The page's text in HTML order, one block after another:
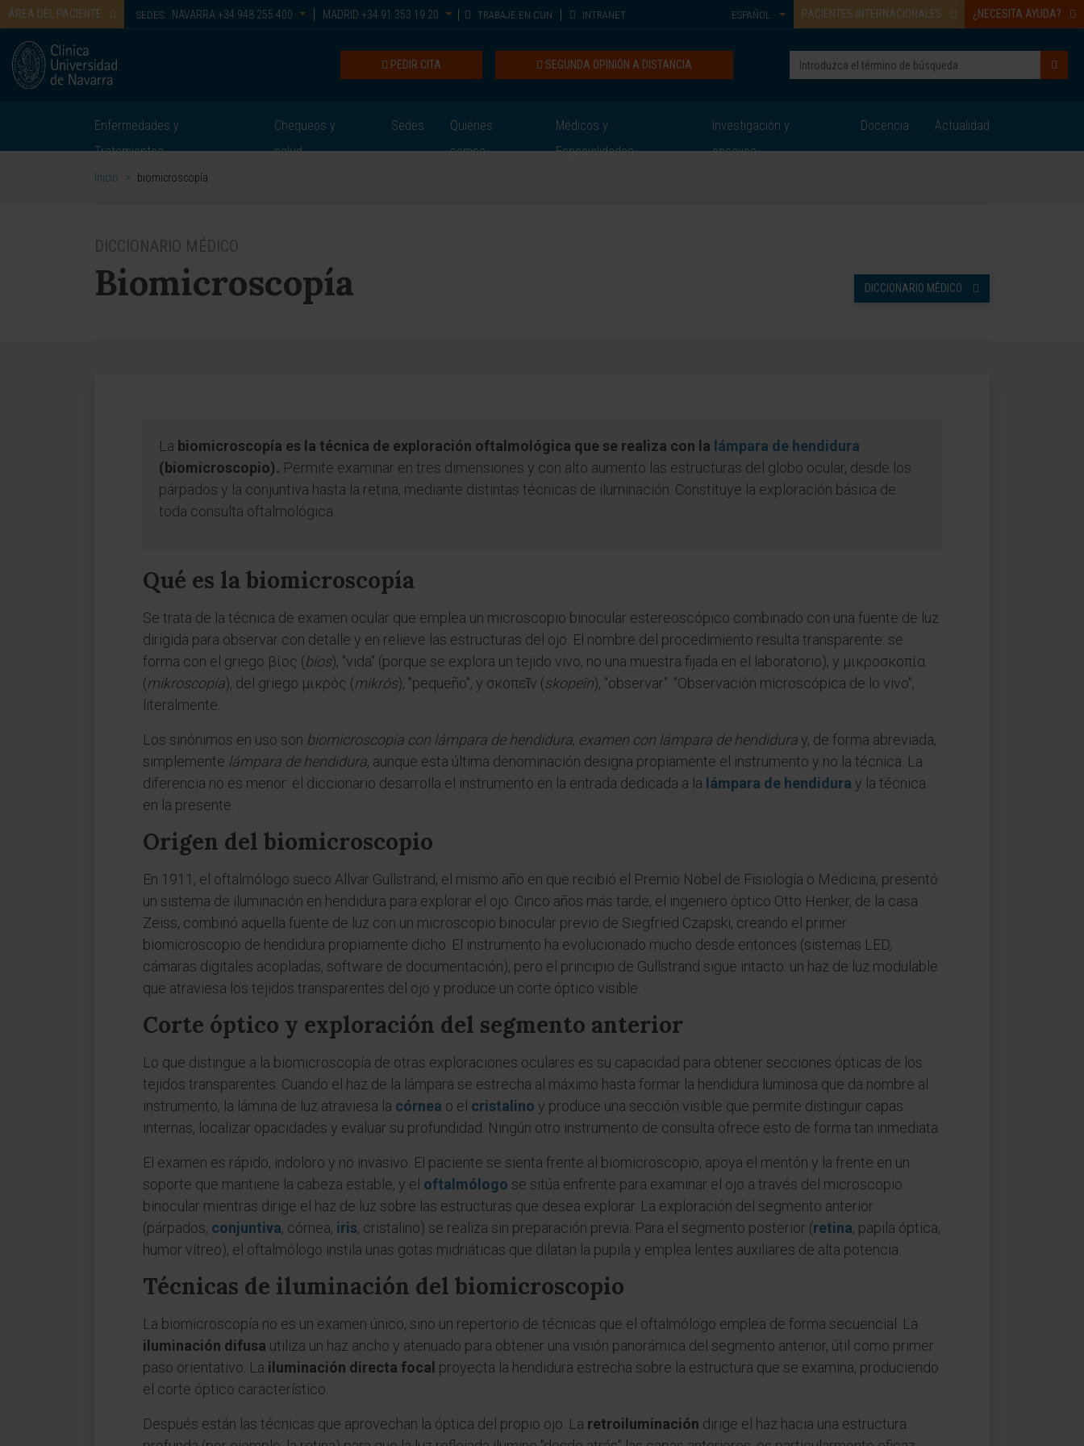
ÁREA DEL PACIENTE SEDES: NAVARRA +34 948 255 400 MADRID +34 91 353 19 20 TRABAJE EN CUN INTRANET PACIENTES INTERNACIONALES ¿NECESITA AYUDA?
ESPAÑOL
SEGUNDA OPINIÓN A DISTANCIA
PEDIR CITA
Enfermedades y
Tratamientos
Chequeos y
salud
Sedes
Quiénes
somos
Médicos y
Especialidades
Investigación y
ensayos
Docencia Actualidad
Inicio > biomicroscopía
DICCIONARIO MÉDICO
Biomicroscopía DICCIONARIO MÉDICO
La biomicroscopía es la técnica de exploración oftalmológica que se realiza con la lámpara de hendidura
(biomicroscopio). Permite examinar en tres dimensiones y con alto aumento las estructuras del globo ocular, desde los
párpados y la conjuntiva hasta la retina, mediante distintas técnicas de iluminación. Constituye la exploración básica de
toda consulta oftalmológica.
Qué es la biomicroscopía
Se trata de la técnica de examen ocular que emplea un microscopio binocular estereoscópico combinado con una fuente de luz
dirigida para observar con detalle y en relieve las estructuras del ojo. El nombre del procedimiento resulta transparente: se
forma con el griego βίος (bíos), "vida" (porque se explora un tejido vivo, no una muestra fijada en el laboratorio), y μικροσκοπία
(mikroscopía), del griego μικρός (mikrós), "pequeño", y σκοπεῖν (skopeîn), "observar". "Observación microscópica de lo vivo",
literalmente.
Los sinónimos en uso son biomicroscopía con lámpara de hendidura, examen con lámpara de hendiduray, de forma abreviada,
simplemente lámpara de hendidura, aunque esta última denominación designa propiamente el instrumento y no la técnica. La
diferencia no es menor: el diccionario desarrolla el instrumento en la entrada dedicada a la lámpara de hendidura y la técnica
en la presente.
Origen del biomicroscopio
En 1911, el oftalmólogo sueco Allvar Gullstrand, el mismo año en que recibió el Premio Nobel de Fisiología o Medicina, presentó
un sistema de iluminación en hendidura para explorar el ojo. Cinco años más tarde, el ingeniero óptico Otto Henker, de la casa
Zeiss, combinó aquella fuente de luz con un microscopio binocular previo de Siegfried Czapski, creando el primer
biomicroscopio de hendidura propiamente dicho. El instrumento ha evolucionado mucho desde entonces (sistemas LED,
cámaras digitales acopladas, software de documentación), pero el principio de Gullstrand sigue intacto: un haz de luz modulable
que atraviesa los tejidos transparentes del ojo y produce un corte óptico visible.
Corte óptico y exploración del segmento anterior
Lo que distingue a la biomicroscopía de otras exploraciones oculares es su capacidad para obtener secciones ópticas de los
tejidos transparentes. Cuando el haz de la lámpara se estrecha al máximo hasta formar la hendidura luminosa que da nombre al
instrumento, la lámina de luz atraviesa la córnea o el cristalino y produce una sección visible que permite distinguir capas
internas, localizar opacidades y evaluar su profundidad. Ningún otro instrumento de consulta ofrece esto de forma tan inmediata.
El examen es rápido, indoloro y no invasivo. El paciente se sienta frente al biomicroscopio, apoya el mentón y la frente en un
soporte que mantiene la cabeza estable, y el oftalmólogo se sitúa enfrente para examinar el ojo a través del microscopio
binocular mientras dirige el haz de luz sobre las estructuras que desea explorar. La exploración del segmento anterior
(párpados, conjuntiva, córnea, iris, cristalino) se realiza sin preparación previa. Para el segmento posterior (retina, papila óptica,
humor vítreo), el oftalmólogo instila unas gotas midriáticas que dilatan la pupila y emplea lentes auxiliares de alta potencia.
Técnicas de iluminación del biomicroscopio
La biomicroscopía no es un examen único, sino un repertorio de técnicas que el oftalmólogo emplea de forma secuencial. La
iluminación difusa utiliza un haz ancho y atenuado para obtener una visión panorámica del segmento anterior, útil como primer
paso orientativo. La iluminación directa focal proyecta la hendidura estrecha sobre la estructura que se examina, produciendo
el corte óptico característico.
Después están las técnicas que aprovechan la óptica del propio ojo. La retroiluminación dirige el haz hacia una estructura